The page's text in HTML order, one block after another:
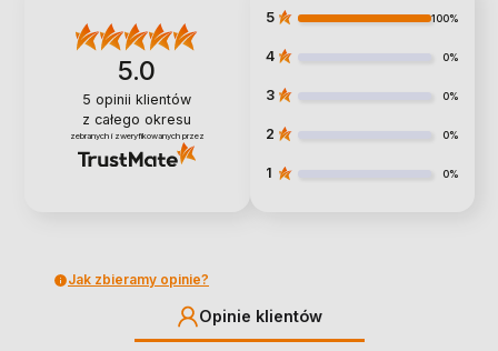
5.0
5 opinii klientów
z całego okresu
zebranych i zweryfikowanych przez
5 100%
4 0%
3 0%
2 0%
1 0%
Jak zbieramy opinie?
Opinie klientów